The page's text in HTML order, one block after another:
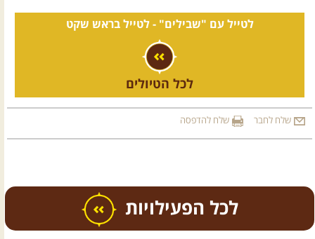
לטייל עם "שבילים" -לטייל בראש שקט
לכל הטיולים
שלח לחבר שלח להדפסה
כל הפעילויות